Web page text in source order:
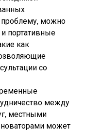
проблему, можно
портативные
как
со
между
местными
новаторами может